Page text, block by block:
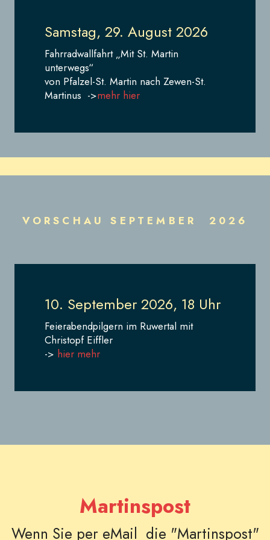
Samstag, 29. August 2026
Fahrradwallfahrt „Mit St. Martin
unterwegs“
von Pfalzel-St. Martin nach Zewen-St.
Martinus ->mehr hier
VORSCHAU SEPTEMBER 2026
10. September 2026, 18 Uhr
Feierabendpilgern im Ruwertal mit
Christopf Eiffler
-> hier mehr
Martinspost
Wenn Sie per eMail die "Martinspost"